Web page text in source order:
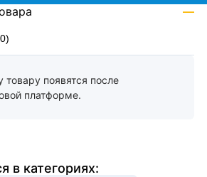
0)
появятся после
платформе.
—
в категориях: